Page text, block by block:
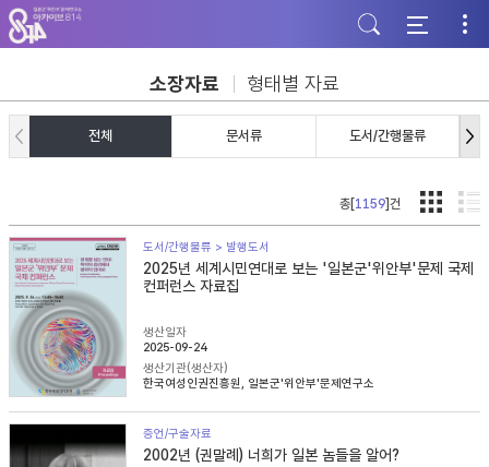
주
메
뉴
가
기
본
문
바
기
하
단
바
기
소장자료 형태별 자료
전체 문서류 도서/간행물류
총[1159]건
도서/간행물류 > 발행도서
2025년 세계시민연대로 보는 '일본군'위안부'문제 국제
컨퍼런스 자료집
생산일자
2025-09-24
생산기관(생산자)
한국여성인권진흥원, 일본군'위안부'문제연구소
증언/구술자료
2002년 (권말례) 너희가 일본 놈들을 알어?